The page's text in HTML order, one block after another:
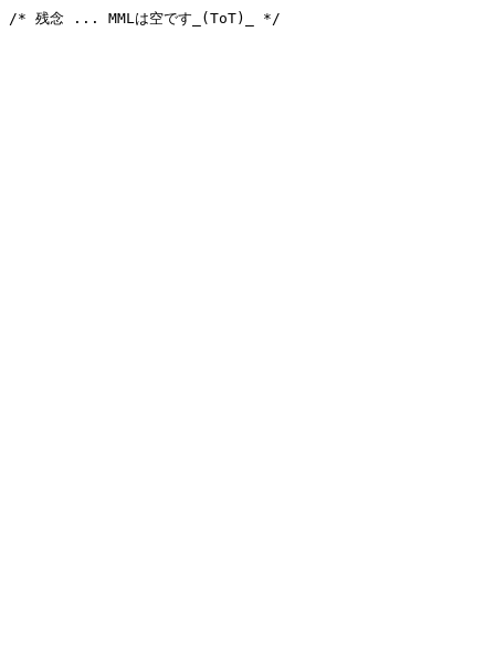
/* 残念 ... MMLは空です_(ToT)_ */